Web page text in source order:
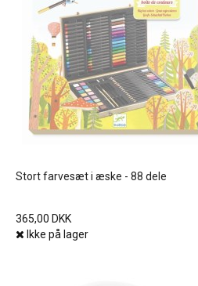
Stort farvesæt i æske - 88 dele
365,00 DKK
Ikke på lager